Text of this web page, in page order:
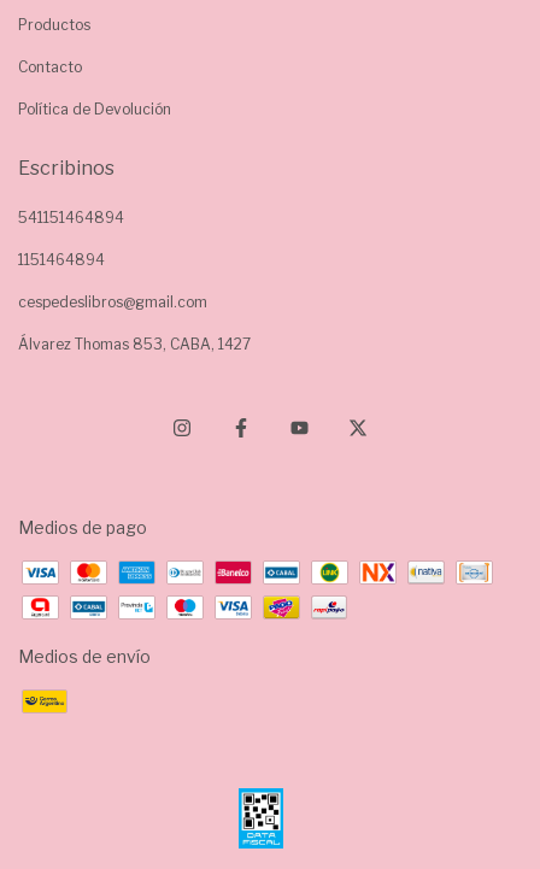
Productos
Contacto
Política de Devolución
Escribinos
541151464894
1151464894
cespedeslibros@gmail.com
Álvarez Thomas 853, CABA, 1427
Medios de pago
Medios de envío